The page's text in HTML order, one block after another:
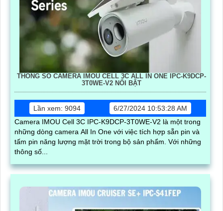
THÔNG SỐ CAMERA IMOU CELL 3C ALL IN ONE IPC-K9DCP-
3T0WE-V2 NỔI BẬT
Lần xem: 9094
6/27/2024 10:53:28 AM
Camera IMOU Cell 3C IPC-K9DCP-3T0WE-V2 là một trong
những dòng camera All In One với việc tích hợp sẵn pin và
tấm pin năng lượng mặt trời trong bộ sản phẩm. Với những
thông số...